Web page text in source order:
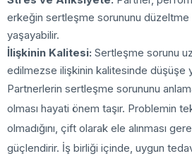
erkeğin sertleşme sorununu düzeltme
yaşayabilir.
İlişkinin Kalitesi: Sertleşme sorunu
edilmezse ilişkinin kalitesinde düşüşe
Partnerlerin sertleşme sorununu
olması hayati önem taşır. Problemin
olmadığını, çift olarak ele alınması
güçlendirir. İş birliği içinde, uygun